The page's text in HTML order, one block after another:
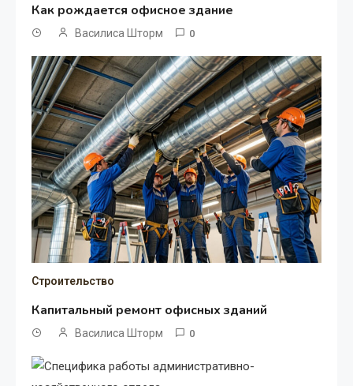
Как рождается офисное здание
Василиса Шторм 0
Строительство
Капитальный ремонт офисных зданий
Василиса Шторм 0